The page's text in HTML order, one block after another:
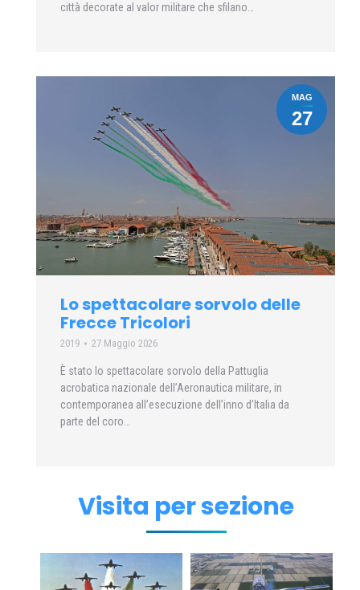
città decorate al valor militare che sfilano…
MAG
27
Lo spettacolare sorvolo delle
Frecce Tricolori
2019 27 Maggio 2026
È stato lo spettacolare sorvolo della Pattuglia
acrobatica nazionale dell’Aeronautica militare, in
contemporanea all’esecuzione dell’inno d’Italia da
parte del coro…
Visita per sezione